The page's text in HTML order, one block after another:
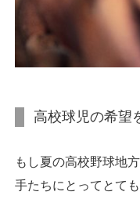
高校球児の希望
もし夏の高校野球地
手たちにとってとて